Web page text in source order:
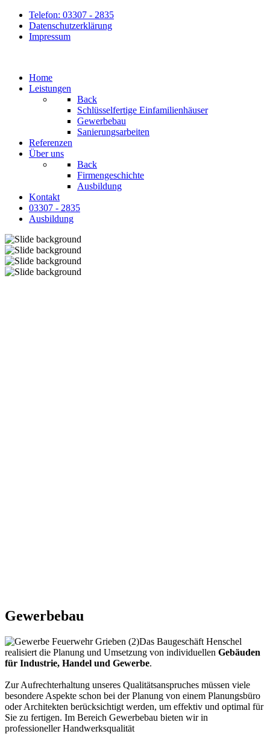
Telefon: 03307 - 2835
Datenschutzerklärung
Impressum
Home
Leistungen
Back
Schlüsselfertige Einfamilienhäuser
Gewerbebau
Sanierungsarbeiten
Referenzen
Über uns
Back
Firmengeschichte
Ausbildung
Kontakt
03307 - 2835
Ausbildung
Gewerbebau
Das Baugeschäft Henschel
realisiert die Planung und Umsetzung von individuellen Gebäuden
für Industrie, Handel und Gewerbe.
Zur Aufrechterhaltung unseres Qualitätsanspruches müssen viele
besondere Aspekte schon bei der Planung von einem Planungsbüro
oder Architekten berücksichtigt werden, um effektiv und optimal für
Sie zu fertigen. Im Bereich Gewerbebau bieten wir in
professioneller Handwerksqualität